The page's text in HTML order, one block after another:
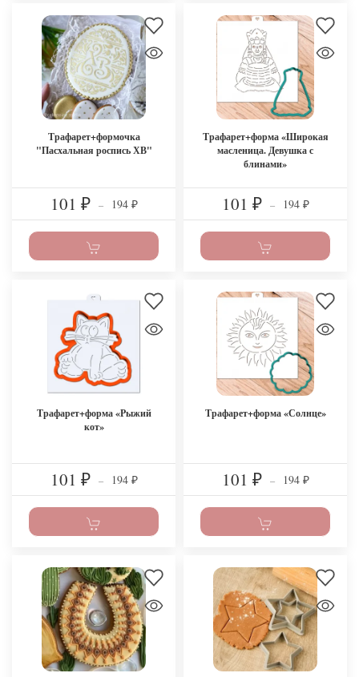
Трафарет+формочка
"Пасхальная роспись ХВ"
101 ₽ – 194 ₽
Трафарет+форма «Широкая
масленица. Девушка с
блинами»
101 ₽ – 194 ₽
Трафарет+форма «Рыжий
кот»
101 ₽ – 194 ₽
Трафарет+форма «Солнце»
101 ₽ – 194 ₽